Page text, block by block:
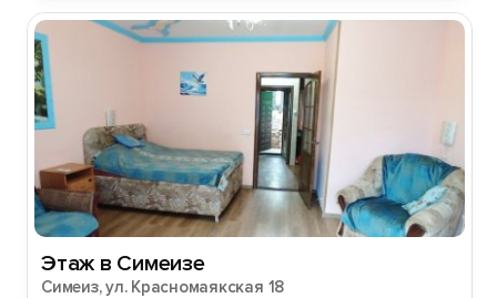
Этаж в Симеизе
Симеиз, ул. Красномаякская 18